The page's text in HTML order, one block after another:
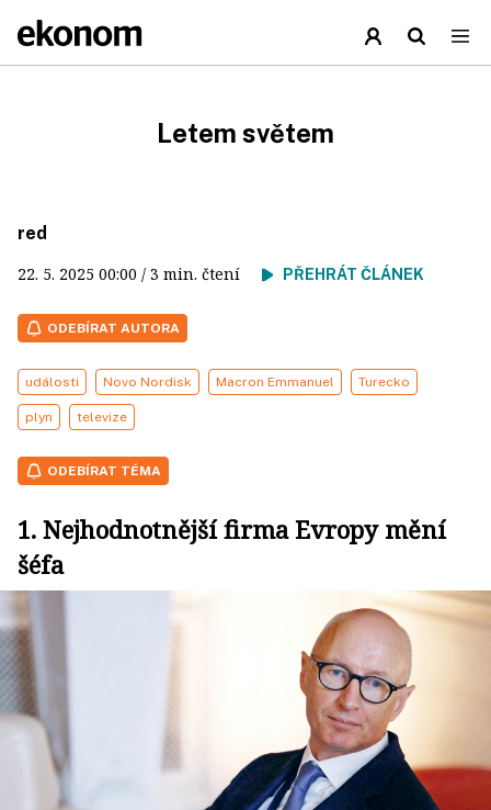
Letem světem
red
22. 5. 2025 00:00 / 3 min. čtení PŘEHRÁT ČLÁNEK
ODEBÍRAT AUTORA
události Novo Nordisk Macron Emmanuel Turecko
plyn televize
ODEBÍRAT TÉMA
1. Nejhodnotnější firma Evropy mění
šéfa